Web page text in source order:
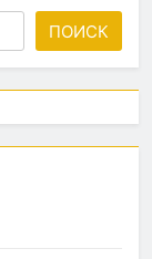
ПОИСК